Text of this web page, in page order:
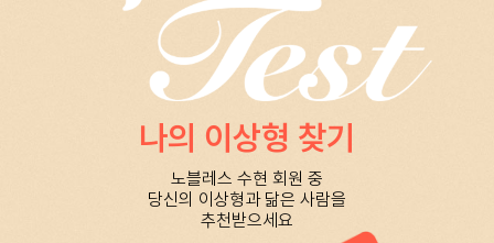
나의 이상형 찾기
노블레스 수현 회원 중
당신의 이상형과 닮은 사람을
추천받으세요